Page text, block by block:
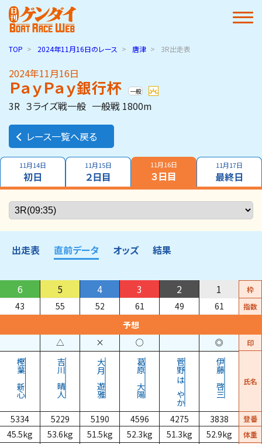
TOP 2024年11月16日のレース 唐津 3R出走表
2024年11月16日
ＰａｙＰａｙ銀行杯 一般
3R ３ライズ戦一般 一般戦 1800m
レース一覧へ戻る
11月14日
初日
11月15日
２日目
11月16日
３日目
11月17日
最終日
出走表 直前データ オッズ 結果
枠
1
2
3
4
5
6
指数
61
49
61
52
55
43
予想
印
◎
○
×
△
氏名
伊藤
啓三
菅野
はやか
葛原
大陽
大月
遊雅
吉川
晴人
樫葉
新心
登番
3838
4275
4596
5190
5229
5334
体重
52.9kg
51.3kg
52.3kg
51.5kg
53.6kg
45.5kg